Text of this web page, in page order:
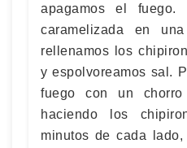
apagamos el fuego.
caramelizada en
rellenamos los
y espolvoreamos sal.
fuego con un
haciendo los
minutos de cada